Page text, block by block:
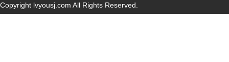
Copyright lvyousj.com All Rights Reserved.